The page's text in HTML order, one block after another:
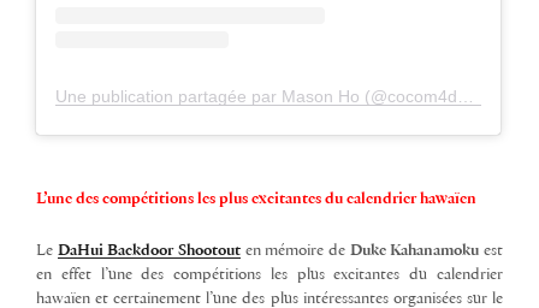
L’une des compétitions les plus excitantes du calendrier hawaïen
Le DaHui Backdoor Shootout en mémoire de Duke Kahanamoku est
en effet l’une des compétitions les plus excitantes du calendrier
hawaïen et certainement l’une des plus intéressantes organisées sur le